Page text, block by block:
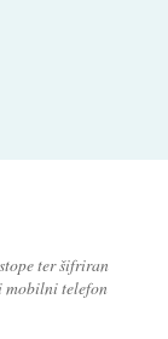
ter šifriran
mobilni telefon